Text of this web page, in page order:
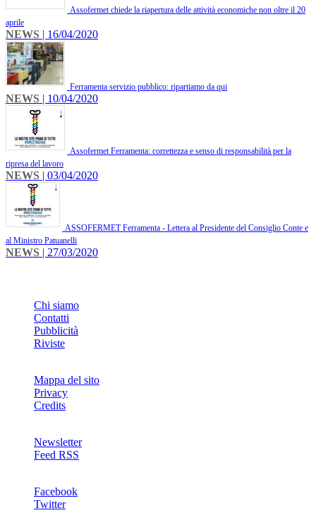
Assofermet chiede la riapertura delle attività economiche non oltre il 20
aprile
NEWS | 16/04/2020
Ferramenta servizio pubblico: ripartiamo da qui
NEWS | 10/04/2020
Assofermet Ferramenta: correttezza e senso di responsabilità per la
ripresa del lavoro
NEWS | 03/04/2020
ASSOFERMET Ferramenta - Lettera al Presidente del Consiglio Conte e
al Ministro Patuanelli
NEWS | 27/03/2020
Chi siamo
Contatti
Pubblicità
Riviste
Mappa del sito
Privacy
Credits
Newsletter
Feed RSS
Facebook
Twitter